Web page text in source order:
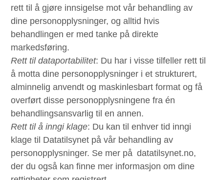
rett til å gjøre innsigelse mot vår behandling av
dine personopplysninger, og alltid hvis
behandlingen er med tanke på direkte
markedsføring.
Rett til dataportabilitet: Du har i visse tilfeller rett til
å motta dine personopplysninger i et strukturert,
alminnelig anvendt og maskinlesbart format og få
overført disse personopplysningene fra én
behandlingsansvarlig til en annen.
Rett til å inngi klage: Du kan til enhver tid inngi
klage til Datatilsynet på vår behandling av
personopplysninger. Se mer på datatilsynet.no,
der du også kan finne mer informasjon om dine